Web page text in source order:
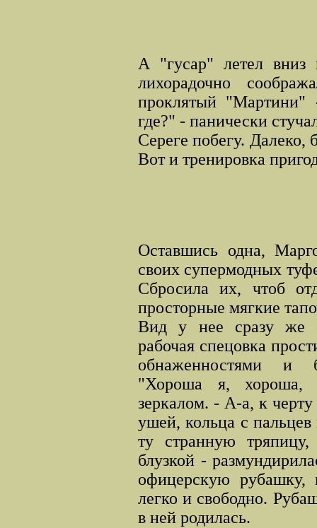
А "гусар" летел вниз
лихорадочно
проклятый "Мартини"
где?" - панически
Сереге побегу. Далеко,
Вот и тренировка
Оставшись одна,
своих супермодных
Сбросила их, чтоб
просторные мягкие
Вид у нее сразу же
рабочая спецовка
обнаженностями и
"Хороша я, хороша,
зеркалом. - А-а, к
ушей, кольца с
ту странную тряпицу,
блузкой -
офицерскую
легко и свободно.
в ней родилась.